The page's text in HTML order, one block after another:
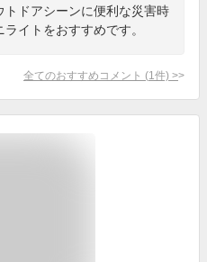
トドアシーンに便利な災害時
イトをおすすめです。
全てのおすすめコメント (1 件) >